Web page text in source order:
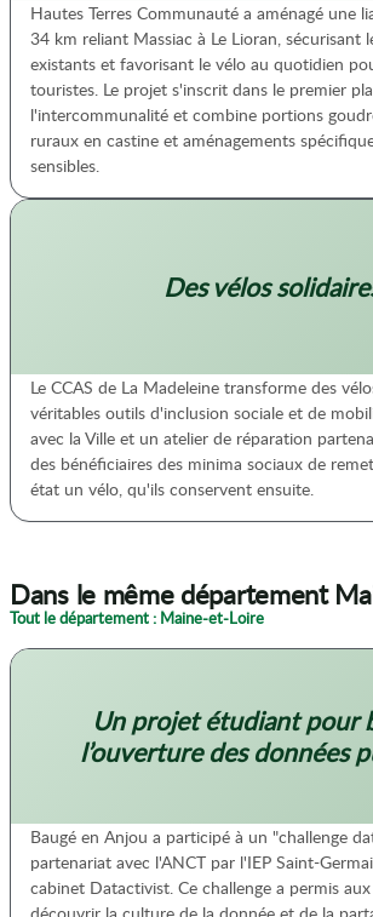
Hautes Terres Communauté a aménagé une
34 km reliant Massiac à Le Lioran, sécurisant
existants et favorisant le vélo au quotidien
touristes. Le projet s'inscrit dans le premier
l'intercommunalité et combine portions
ruraux en castine et aménagements
sensibles.
Des vélos
Le CCAS de La Madeleine transforme des
véritables outils d'inclusion sociale et de
avec la Ville et un atelier de réparation
des bénéficiaires des minima sociaux de
état un vélo, qu'ils conservent ensuite.
Dans le même département
Tout le département : Maine-et-Loire
Un projet étudiant pour
l’ouverture des données
Baugé en Anjou a participé à un "challenge
partenariat avec l'ANCT par l'IEP Saint-
cabinet Datactivist. Ce challenge a permis